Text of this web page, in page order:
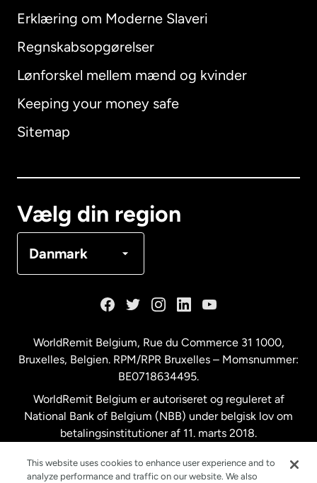
Erklæring om Moderne Slaveri
Regnskabsopgørelser
Lønforskel mellem mænd og kvinder
Keeping your money safe
Sitemap
Vælg din region
Danmark
International English
Australien
Malaysia
New Zealand
Spanien
WorldRemit Belgium, Rue du Commerce 31 1000,
Bruxelles, Belgien. RPM/RPR Bruxelles – Momsnummer:
BE0718634495.
WorldRemit Belgium er autoriseret og reguleret af
National Bank of Belgium (NBB) under belgisk lov om
betalingsinstitutioner af 11. marts 2018.
This website uses cookies to enhance user experience and to
analyze performance and traffic on our website. We also